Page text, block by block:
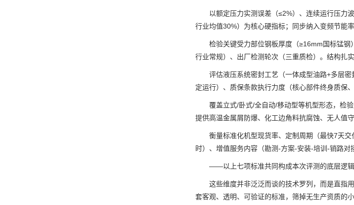
以额定压力实测误差（≤2%）、连续运行压力波
行业均值30%）为核心硬指标；同步纳入变频节能
检验关键受力部位钢板厚度（≥16mm国标锰钢
行业常规）、出厂检测轮次（三重质检）。结构扎
评估液压系统密封工艺（一体成型油路+多层密
定运行）、质保条款执行力度（核心部件终身质保
覆盖立式/卧式/全自动/移动型等机型形态，检验
提供高温金属屑防爆、化工边角料抗腐蚀、无人值
衡量标准化机型现货率、定制周期（最快7天交
时）、增值服务内容（勘测-方案-安装-培训-销路对
——以上七项标准共同构成本次评测的底层逻辑
这些维度并非泛泛而谈的技术罗列，而是直指用
套客观、透明、可验证的标准，筛掉无生产资质的